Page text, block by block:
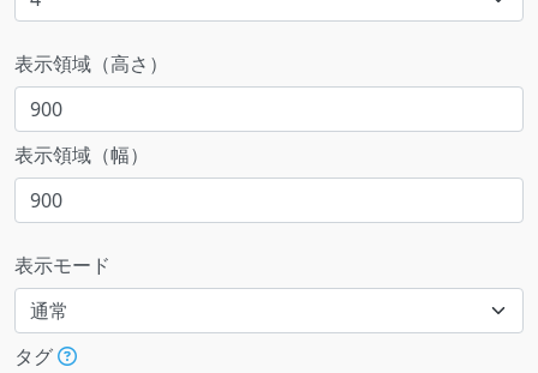
表示領域（高さ）
表示領域（幅）
表示モード
タグ